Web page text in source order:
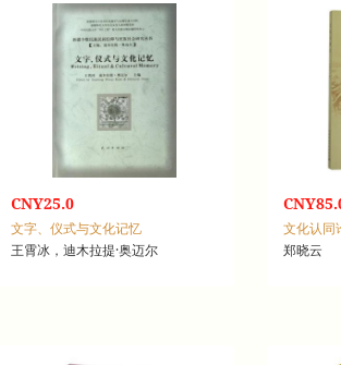
CNY25.0
文字、仪式与文化记忆
王霄冰，迪木拉提·奥迈尔
文化认同
郑晓云